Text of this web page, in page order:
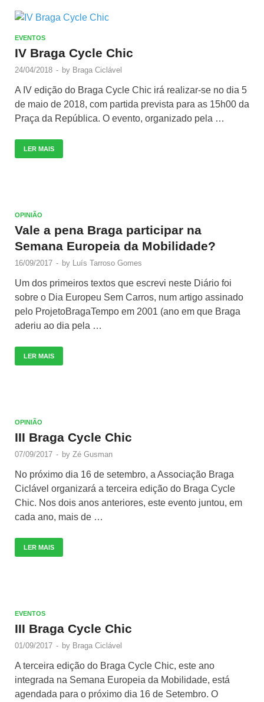
EVENTOS
IV Braga Cycle Chic
24/04/2018 - by Braga Ciclável
A IV edição do Braga Cycle Chic irá realizar-se no dia 5
de maio de 2018, com partida prevista para as 15h00 da
Praça da República. O evento, organizado pela …
LER MAIS
OPINIÃO
Vale a pena Braga participar na
Semana Europeia da Mobilidade?
16/09/2017 - by Luís Tarroso Gomes
Um dos primeiros textos que escrevi neste Diário foi
sobre o Dia Europeu Sem Carros, num artigo assinado
pelo ProjetoBragaTempo em 2001 (ano em que Braga
aderiu ao dia pela …
LER MAIS
OPINIÃO
III Braga Cycle Chic
07/09/2017 - by Zé Gusman
No próximo dia 16 de setembro, a Associação Braga
Ciclável organizará a terceira edição do Braga Cycle
Chic. Nos dois anos anteriores, este evento juntou, em
cada ano, mais de …
LER MAIS
EVENTOS
III Braga Cycle Chic
01/09/2017 - by Braga Ciclável
A terceira edição do Braga Cycle Chic, este ano
integrada na Semana Europeia da Mobilidade, está
agendada para o próximo dia 16 de Setembro. O